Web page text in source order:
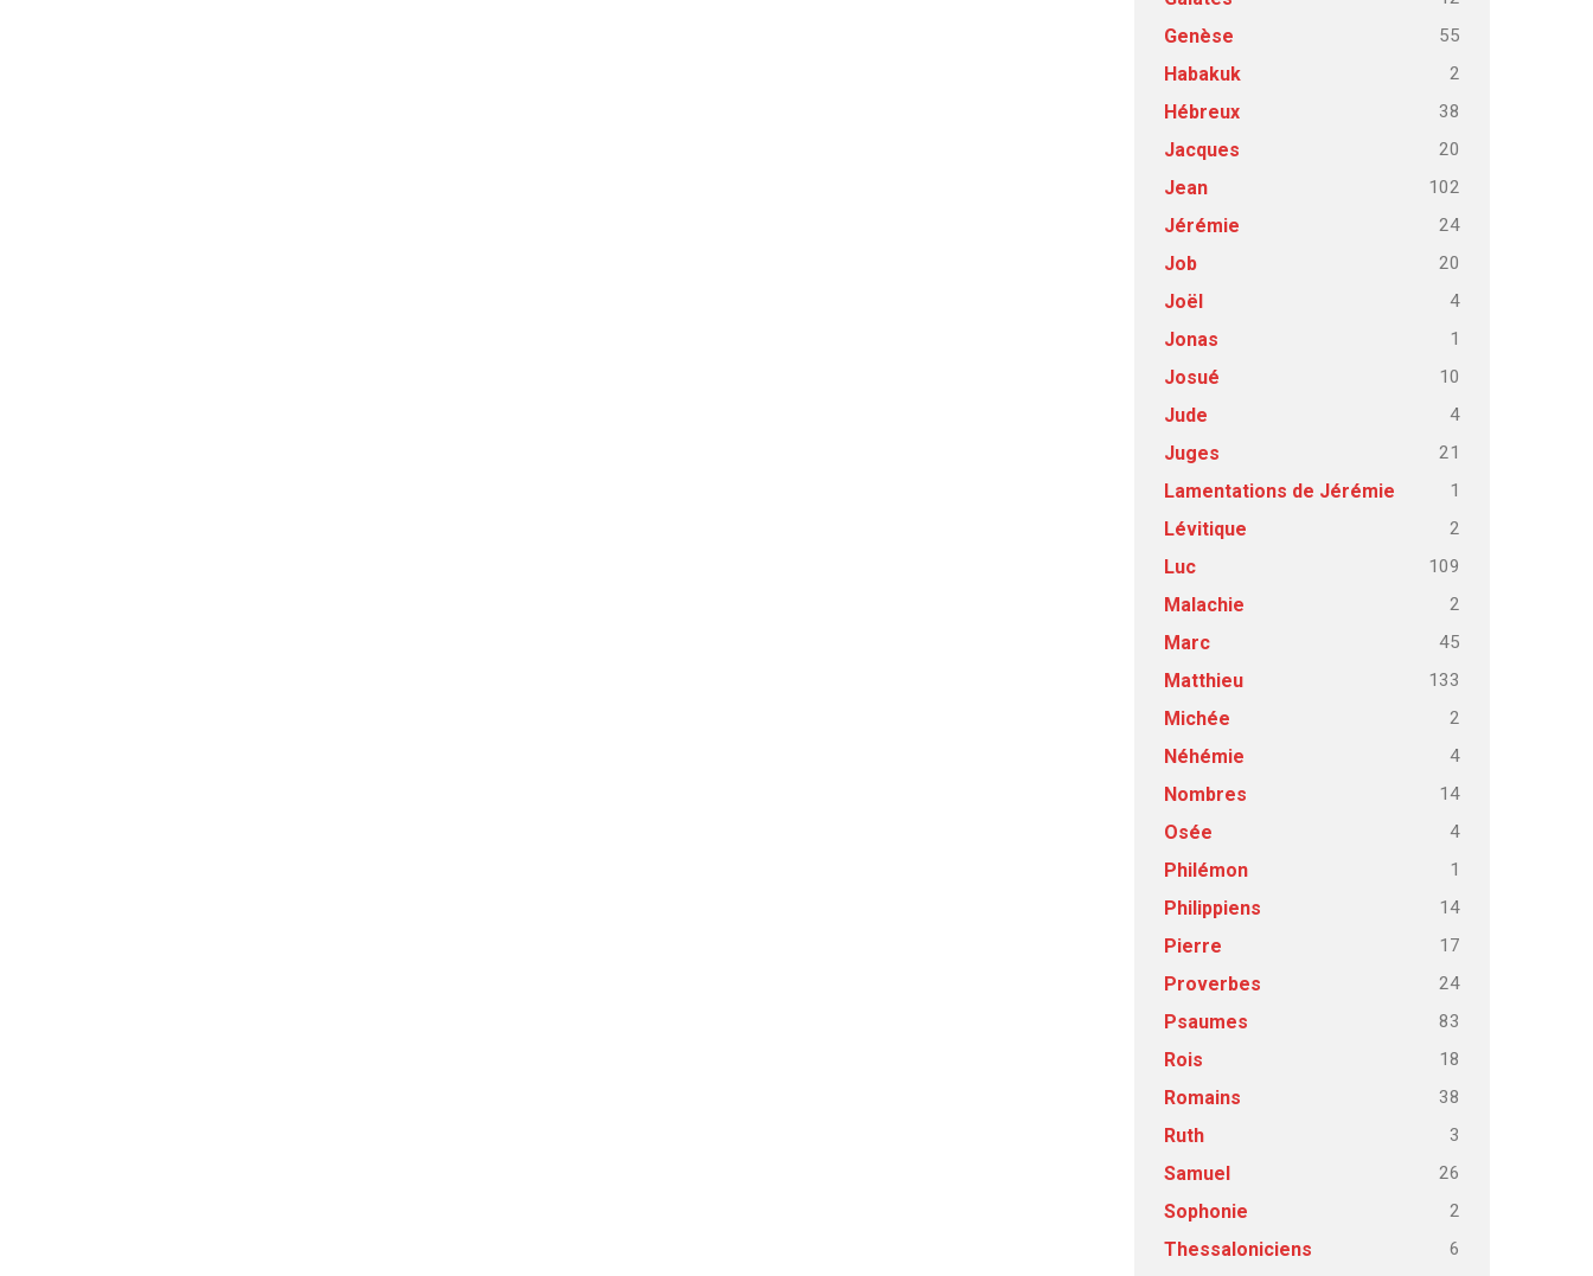
Genèse 55
Habakuk 2
Hébreux 38
Jacques 20
Jean 102
Jérémie 24
Job 20
Joël 4
Jonas 1
Josué 10
Jude 4
Juges 21
Lamentations de Jérémie 1
Lévitique 2
Luc 109
Malachie 2
Marc 45
Matthieu 133
Michée 2
Néhémie 4
Nombres 14
Osée 4
Philémon 1
Philippiens 14
Pierre 17
Proverbes 24
Psaumes 83
Rois 18
Romains 38
Ruth 3
Samuel 26
Sophonie 2
Thessaloniciens
6